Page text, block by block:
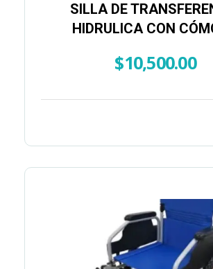
SILLA DE
HIDRULICA CON
$10,500.00